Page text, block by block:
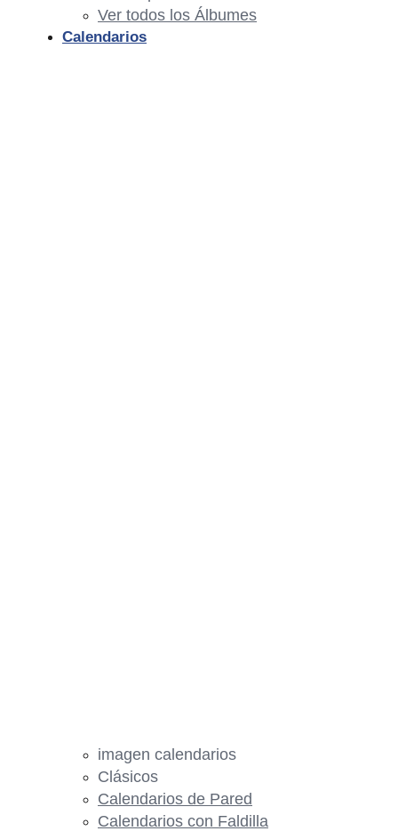
Ver todos los Álbumes
Calendarios
imagen calendarios
Clásicos
Calendarios de Pared
Calendarios con Faldilla